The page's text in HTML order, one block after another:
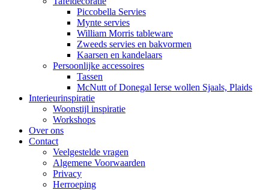
Piccobella Servies
Mynte servies
William Morris tableware
Zweeds servies en bakvormen
Kaarsen en kandelaars
Persoonlijke accessoires
Tassen
McNutt of Donegal Ierse wollen Sjaals, Plaids
Interieurinspiratie
Woonstijl inspiratie
Workshops
Over ons
Contact
Veelgestelde vragen
Algemene Voorwaarden
Privacy
Herroeping